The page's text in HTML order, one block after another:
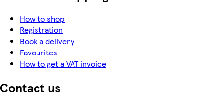
How to shop
Registration
Book a delivery
Favourites
How to get a VAT invoice
Contact us